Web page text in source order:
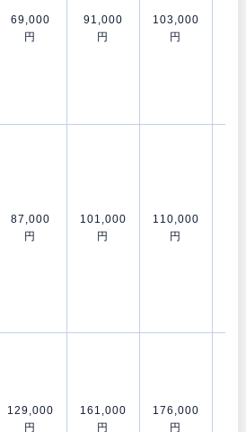
69,000
円
91,000
円
103,000
円
87,000
円
101,000
円
110,000
円
129,000
円
161,000
円
176,000
円